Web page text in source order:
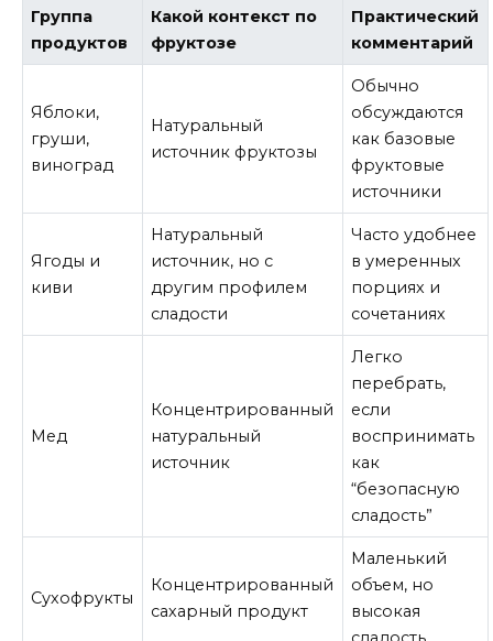
Группа
продуктов
Какой контекст по
фруктозе
Практический
комментарий
Яблоки,
груши,
виноград
Натуральный
источник фруктозы
Обычно
обсуждаются
как базовые
фруктовые
источники
Ягоды и
киви
Натуральный
источник, но с
другим профилем
сладости
Часто удобнее
в умеренных
порциях и
сочетаниях
Мед
Концентрированный
натуральный
источник
Легко
перебрать,
если
воспринимать
как
“безопасную
сладость”
Сухофрукты
Концентрированный
сахарный продукт
Маленький
объем, но
высокая